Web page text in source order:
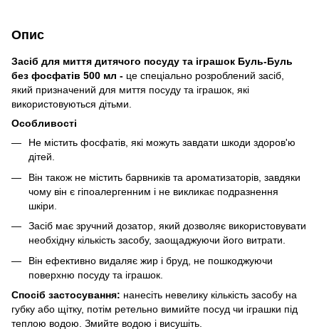
Опис
Засіб для миття дитячого посуду та іграшок Буль-Буль
без фосфатів 500 мл - це спеціально розроблений засіб,
який призначений для миття посуду та іграшок, які
використовуються дітьми.
Особливості
Не містить фосфатів, які можуть завдати шкоди здоров'ю
дітей.
Він також не містить барвників та ароматизаторів, завдяки
чому він є гіпоалергенним і не викликає подразнення
шкіри.
Засіб має зручний дозатор, який дозволяє використовувати
необхідну кількість засобу, заощаджуючи його витрати.
Він ефективно видаляє жир і бруд, не пошкоджуючи
поверхню посуду та іграшок.
Спосіб застосування: нанесіть невелику кількість засобу на
губку або щітку, потім ретельно вимийте посуд чи іграшки під
теплою водою. Змийте водою і висушіть.